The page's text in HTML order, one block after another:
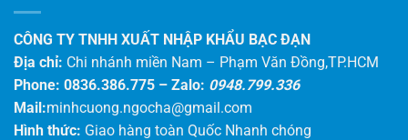
CÔNG TY TNHH XUẤT NHẬP KHẨU BẠC ĐẠN
Địa chỉ: Chi nhánh miền Nam – Phạm Văn Đồng,TP.HCM
Phone: 0836.386.775 – Zalo: 0948.799.336
Mail:minhcuong.ngocha@gmail.com
Hình thức: Giao hàng toàn Quốc Nhanh chóng